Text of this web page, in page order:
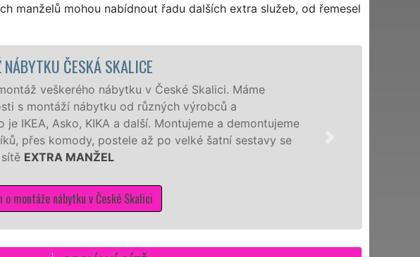
manželů mohou nabídnout řadu dalších extra služeb, od řemesel
ČESKÁ SKALICE
veškerého nábytku v České Skalici. Máme
montáží nábytku od různých výrobců a
IKEA, Asko, KIKA a další. Montujeme a demontujeme
přes komody, postele až po velké šatní sestavy se
EXTRA MANŽEL
nábytku v České Skalici